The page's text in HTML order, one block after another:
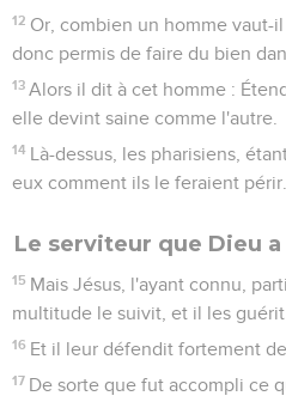
12 Or, combien un homme vaut-
donc permis de faire du bien
13 Alors il dit à cet homme :
elle devint saine comme l'autre.
14 Là-dessus, les pharisiens,
eux comment ils le feraient périr.
Le serviteur que Dieu
15 Mais Jésus, l'ayant connu,
multitude le suivit, et il les guérit
16 Et il leur défendit fortement
17 De sorte que fut accompli ce